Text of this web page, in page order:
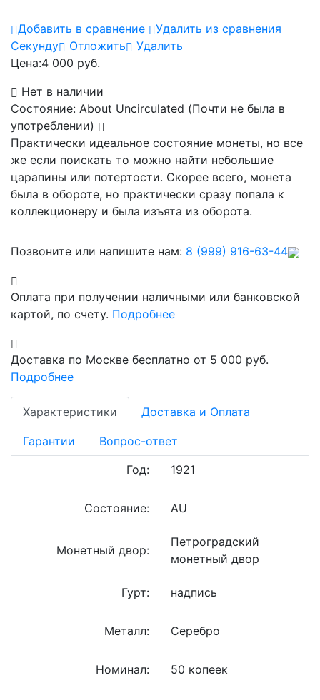
Добавить в сравнение
Удалить из сравнения
Cекунду
Отложить
Удалить
Цена:4 000 руб.
Нет в наличии
Состояние: About Uncirculated (Почти не была в
употреблении)
Практически идеальное состояние монеты, но все
же если поискать то можно найти небольшие
царапины или потертости. Скорее всего, монета
была в обороте, но практически сразу попала к
коллекционеру и была изъята из оборота.
Позвоните или напишите нам: 8 (999) 916-63-44
Оплата при получении наличными или банковской
картой, по счету. Подробнее
Доставка по Москве бесплатно от 5 000 руб.
Подробнее
Характеристики Доставка и Оплата
Гарантии
Вопрос-ответ
Год:
1921
Состояние: AU
Монетный двор:
Петроградский
монетный двор
Гурт: надпись
Металл: Серебро
Номинал: 50 копеек